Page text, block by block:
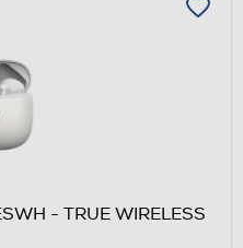
- TRUE WIRELESS